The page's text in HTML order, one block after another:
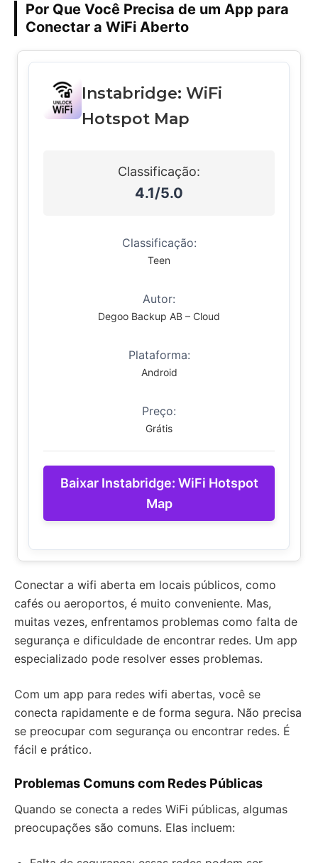
Por Que Você Precisa de um App para
Conectar a WiFi Aberto
Instabridge: WiFi
Hotspot Map
Classificação:
4.1/5.0
Classificação:
Teen
Autor:
Degoo Backup AB – Cloud
Plataforma:
Android
Preço:
Grátis
Baixar Instabridge: WiFi Hotspot
Map
Conectar a wifi aberta em locais públicos, como
cafés ou aeroportos, é muito conveniente. Mas,
muitas vezes, enfrentamos problemas como falta de
segurança e dificuldade de encontrar redes. Um app
especializado pode resolver esses problemas.
Com um app para redes wifi abertas, você se
conecta rapidamente e de forma segura. Não precisa
se preocupar com segurança ou encontrar redes. É
fácil e prático.
Problemas Comuns com Redes Públicas
Quando se conecta a redes WiFi públicas, algumas
preocupações são comuns. Elas incluem: